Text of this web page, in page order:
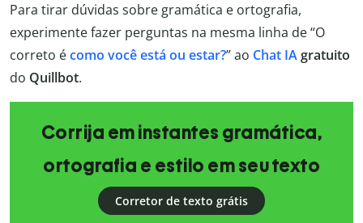
Para tirar dúvidas sobre gramática e ortografia,
experimente fazer perguntas na mesma linha de “O
correto écomo você está ou estar?” ao Chat IAgratuito
do Quillbot.
Corrija em instantes gramática,
ortografia e estilo em seu texto
Corretor de texto grátis